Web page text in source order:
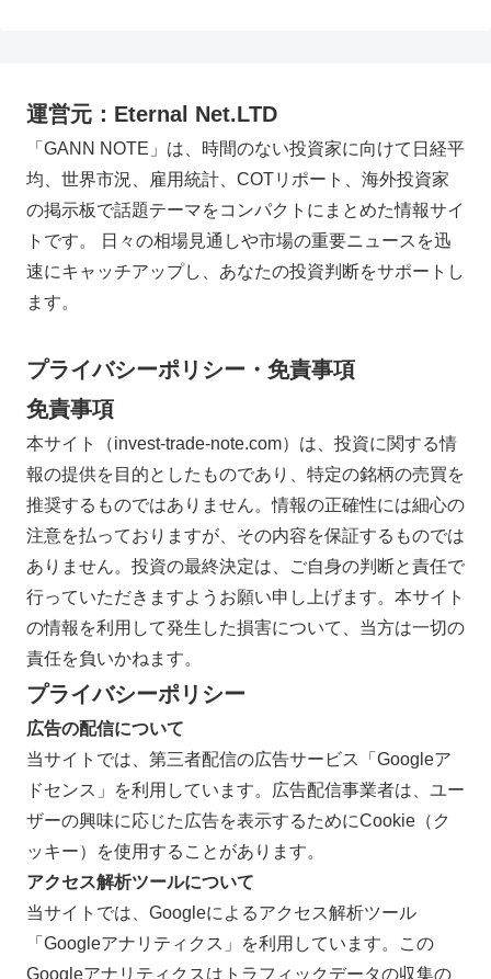
運営元：Eternal Net.LTD
「GANN NOTE」は、時間のない投資家に向けて日経平
均、世界市況、雇用統計、COTリポート、海外投資家
の掲示板で話題テーマをコンパクトにまとめた情報サイ
トです。 日々の相場見通しや市場の重要ニュースを迅
速にキャッチアップし、あなたの投資判断をサポートし
ます。
プライバシーポリシー・免責事項
免責事項
本サイト（invest-trade-note.com）は、投資に関する情
報の提供を目的としたものであり、特定の銘柄の売買を
推奨するものではありません。情報の正確性には細心の
注意を払っておりますが、その内容を保証するものでは
ありません。投資の最終決定は、ご自身の判断と責任で
行っていただきますようお願い申し上げます。本サイト
の情報を利用して発生した損害について、当方は一切の
責任を負いかねます。
プライバシーポリシー
広告の配信について
当サイトでは、第三者配信の広告サービス「Googleア
ドセンス」を利用しています。広告配信事業者は、ユー
ザーの興味に応じた広告を表示するためにCookie（ク
ッキー）を使用することがあります。
アクセス解析ツールについて
当サイトでは、Googleによるアクセス解析ツール
「Googleアナリティクス」を利用しています。この
Googleアナリティクスはトラフィックデータの収集の